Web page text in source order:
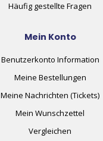
Häufig gestellte Fragen
Mein Konto
Benutzerkonto Information
Meine Bestellungen
Meine Nachrichten (Tickets)
Mein Wunschzettel
Vergleichen